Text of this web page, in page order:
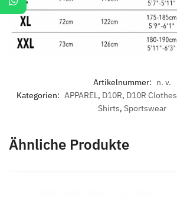
Artikelnummer: n. v.
Kategorien: APPAREL , D10R, D10R Clothes
Shirts, Sportswear
Ähnliche Produkte